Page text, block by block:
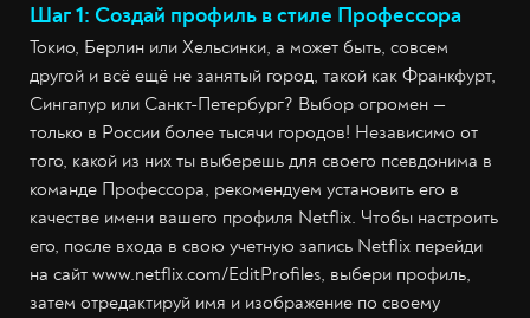
Шаг 1: Создай профиль в стиле Профессора
Токио, Берлин или Хельсинки, а может быть, совсем
другой и всё ещё не занятый город, такой как Франкфурт,
Сингапур или Санкт-Петербург? Выбор огромен —
только в России более тысячи городов! Независимо от
того, какой из них ты выберешь для своего псевдонима в
команде Профессора, рекомендуем установить его в
качестве имени вашего профиля Netflix. Чтобы настроить
его, после входа в свою учетную запись Netflix перейди
на сайт www.netflix.com/EditProfiles, выбери профиль,
затем отредактируй имя и изображение по своему